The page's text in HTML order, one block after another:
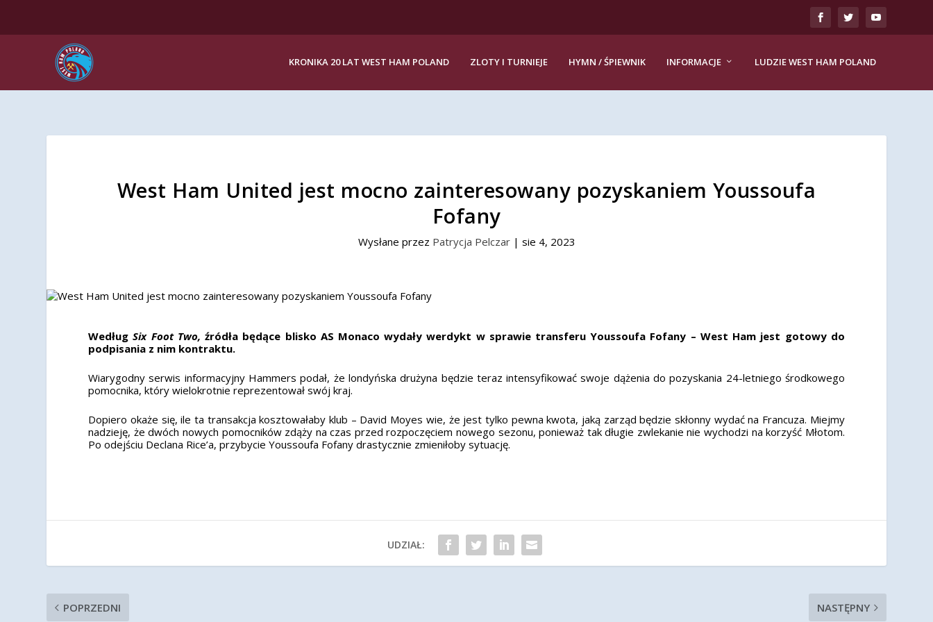
KRONIKA 20 LAT WEST HAM POLAND ZLOTY I TURNIEJE HYMN / ŚPIEWNIK INFORMACJE LUDZIE WEST HAM POLAND
West Ham United jest mocno zainteresowany pozyskaniem Youssoufa
Fofany
Wysłane przez Patrycja Pelczar| sie 4, 2023
Według Six Foot Two, źródła będące blisko AS Monaco wydały werdykt w sprawie transferu Youssoufa Fofany – West Ham jest gotowy do
podpisania z nim kontraktu.
Wiarygodny serwis informacyjny Hammers podał, że londyńska drużyna będzie teraz intensyfikować swoje dążenia do pozyskania 24-letniego środkowego
pomocnika, który wielokrotnie reprezentował swój kraj.
Dopiero okaże się, ile ta transakcja kosztowałaby klub – David Moyes wie, że jest tylko pewna kwota, jaką zarząd będzie skłonny wydać na Francuza. Miejmy
nadzieję, że dwóch nowych pomocników zdąży na czas przed rozpoczęciem nowego sezonu, ponieważ tak długie zwlekanie nie wychodzi na korzyść Młotom.
Po odejściu Declana Rice’a, przybycie Youssoufa Fofany drastycznie zmieniłoby sytuację.
UDZIAŁ:
POPRZEDNI NASTĘPNY